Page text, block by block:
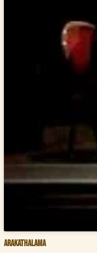
Arakathalama